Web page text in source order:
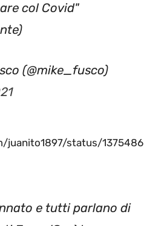
col Covid"
(@mike_fusco)
status/1375486
e tutti parlano di